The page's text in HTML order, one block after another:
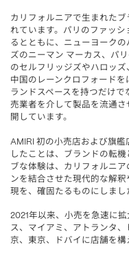
カリフォルニアで生まれた
れています。パリのファッ
るとともに、ニューヨークの
ズのニーマン マーカス、パ
のセルフリッジズやハロッ
中国のレーンクロフォード
ランドスペースを持つだけ
売業者を介して製品を流通
開しています。
AMIRI 初の小売店および旗
したことは、ブランドの転
ブな体験は、カリフォルニ
ンを結合させた現代的な解
現を、確固たるものにしまし
2021年以来、小売を急速に
ス、マイアミ、アトランタ
京、東京、ドバイに店舗を構